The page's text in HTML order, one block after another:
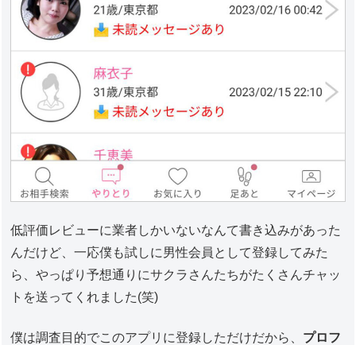
低評価レビューに業者しかいないなんて書き込みがあった
んだけど、一応僕も試しに男性会員として登録してみた
ら、やっぱり予想通りにサクラさんたちがたくさんチャッ
トを送ってくれました(笑)
僕は調査目的でこのアプリに登録しただけだから、 プロフ